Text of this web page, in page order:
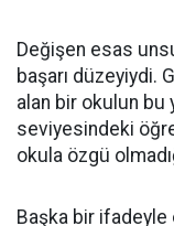
Değişen esas
başarı düzeyiydi.
alan bir okulun bu
seviyesindeki
okula özgü
Başka bir ifadeyle